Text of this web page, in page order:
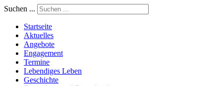
Suchen ...
Startseite
Aktuelles
Angebote
Engagement
Termine
Lebendiges Leben
Geschichte